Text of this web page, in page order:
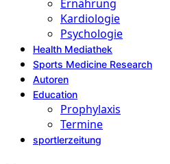
Ernährung
Kardiologie
Psychologie
Health Mediathek
Sports Medicine Research
Autoren
Education
Prophylaxis
Termine
sportlerzeitung